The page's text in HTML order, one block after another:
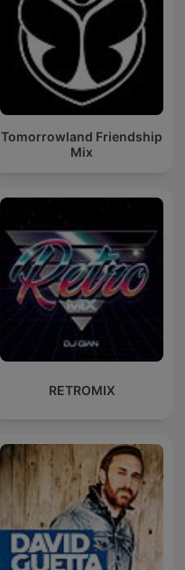
Tomorrowland Friendship
Mix
RETROMIX